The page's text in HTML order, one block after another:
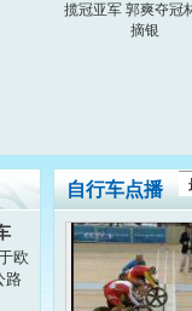
揽冠亚军 郭爽夺冠
摘银
欧
路
自行车点播